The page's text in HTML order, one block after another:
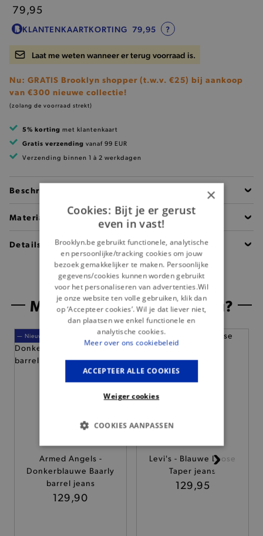
79,95
KLANTENKAARTKORTING 79,95 ?
Laat me weten wanneer er terug voorraad is.
Nu: GRATIS Brooklyn shopper (t.w.v. €25) bij aankoop
van €300 nieuwe collectie!
(zolang de voorraad strekt)
5% korting met klantenkaart
Gratis verzending vanaf 99 EUR
Verzending binnen 1 à 2 werkdagen
Beschrijving
Materiaal
Details
Misschien is dit iets voor jou?
— Nieuw
Armed Angels -
Donkerblauwe Baarly
barrel jeans
129,90
— Nieuw
Levi's - Blauwe Loose
Taper jeans
129,95
×
Cookies: Bijt je er gerust
even in vast!
Brooklyn.be gebruikt functionele, analytische
en persoonlijke/tracking cookies om jouw
bezoek gemakkelijker te maken. Persoonlijke
gegevens/cookies kunnen worden gebruikt
voor het personaliseren van advertenties.Wil
je onze website ten volle gebruiken, klik dan
op ‘Accepteer cookies’. Wil je dat liever niet,
dan plaatsen we enkel functionele en
analytische cookies.
Meer over ons cookiebeleid
ACCEPTEER ALLE COOKIES
Weiger cookies
COOKIES AANPASSEN
BASIS COOKIES
ANALYTISCHE